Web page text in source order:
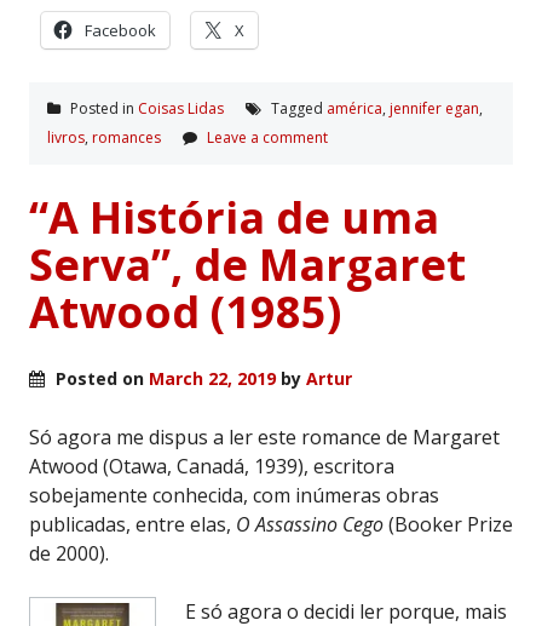
Facebook X
Posted in Coisas Lidas Tagged américa, jennifer egan,
livros, romances Leave a comment
“A História de uma
Serva”, de Margaret
Atwood (1985)
Posted on March 22, 2019by Artur
Só agora me dispus a ler este romance de Margaret
Atwood (Otawa, Canadá, 1939), escritora
sobejamente conhecida, com inúmeras obras
publicadas, entre elas, O Assassino Cego(Booker Prize
de 2000).
E só agora o decidi ler porque, mais